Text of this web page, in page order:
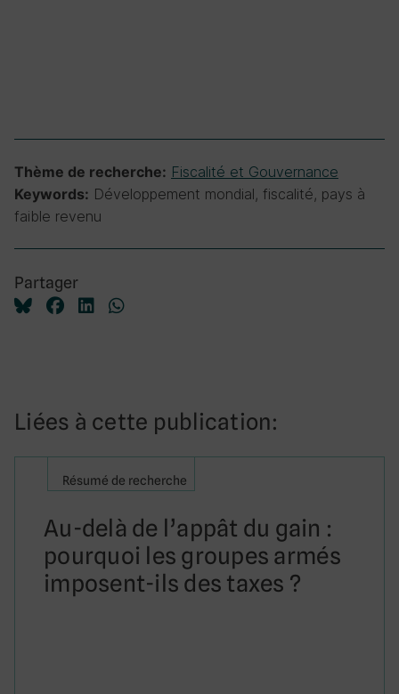
Thème de recherche: Fiscalité et Gouvernance
Keywords: Développement mondial, fiscalité, pays à
faible revenu
Partager
Liées à cette publication:
Résumé de recherche
Au-delà de l’appât du gain :
pourquoi les groupes armés
imposent-ils des taxes ?